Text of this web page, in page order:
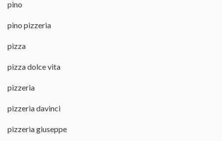
pino
pino pizzeria
pizza
pizza dolce vita
pizzeria
pizzeria davinci
pizzeria giuseppe